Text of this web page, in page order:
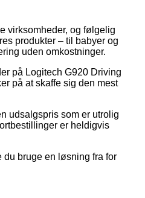
virksomheder, og følgelig
produkter – til babyer og
uden omkostninger.
på Logitech G920 Driving
på at skaffe sig den mest
udsalgspris som er utrolig
er heldigvis
du bruge en løsning fra for